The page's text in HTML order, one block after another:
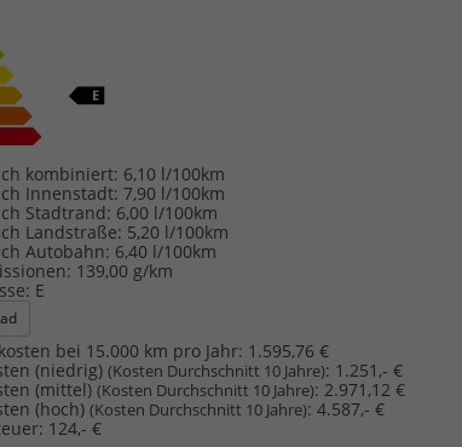
kombiniert: 6,10 l/100km
Innenstadt: 7,90 l/100km
Stadtrand: 6,00 l/100km
Landstraße: 5,20 l/100km
Autobahn: 6,40 l/100km
139,00 g/km
E
bei 15.000 km pro Jahr: 1.595,76 €
(niedrig) (Kosten Durchschnitt 10 Jahre): 1.251,- €
(mittel) (Kosten Durchschnitt 10 Jahre): 2.971,12 €
(hoch) (Kosten Durchschnitt 10 Jahre): 4.587,- €
124,- €